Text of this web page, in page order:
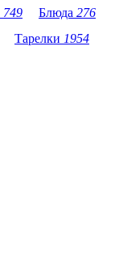
749 Блюда 276
Тарелки 1954